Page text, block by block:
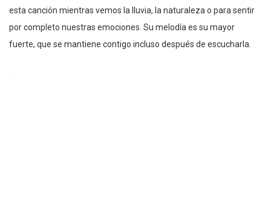
esta canción mientras vemos la lluvia, la naturaleza o para sentir
por completo nuestras emociones. Su melodía es su mayor
fuerte, que se mantiene contigo incluso después de escucharla.